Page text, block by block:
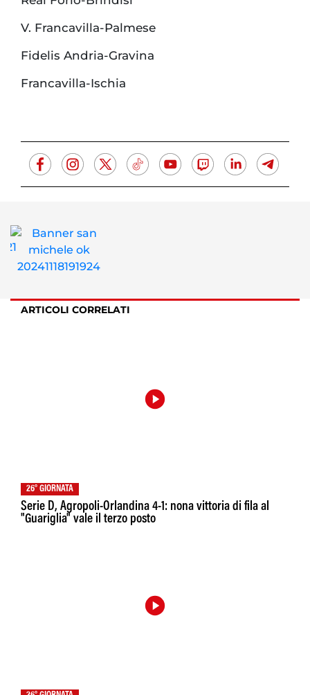
V. Francavilla-Palmese
Fidelis Andria-Gravina
Francavilla-Ischia
ARTICOLI CORRELATI
26° GIORNATA
Serie D, Agropoli-Orlandina 4-1: nona vittoria di fila al
"Guariglia" vale il terzo posto